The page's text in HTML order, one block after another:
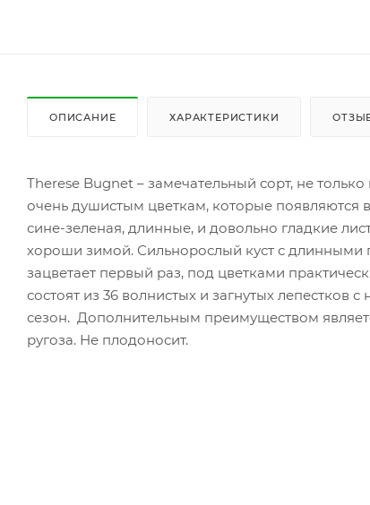
ОПИСАНИЕ ХАРАКТЕРИСТИКИ
Therese Bugnet – замечательный сорт, не
очень душистым цветкам, которые появляются
сине-зеленая, длинные, и довольно гладкие
хороши зимой. Сильнорослый куст с длинными
зацветает первый раз, под цветками
состоят из 36 волнистых и загнутых лепестков
сезон. Дополнительным преимуществом
ругоза. Не плодоносит.